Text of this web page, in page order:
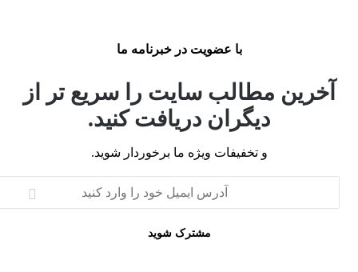
با عضویت در خبرنامه ما
مطالب سایت را سریع تر از
دیگران دریافت کنید.
و تخفیفات ویژه ما برخوردار شوید.